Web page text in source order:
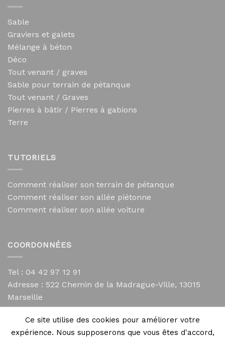
Sable
Graviers et galets
Mélange à béton
Déco
Tout venant / graves
Sable pour terrain de pétanque
Tout venant / Graves
Pierres à bâtir / Pierres à gabions
Terre
TUTORIELS
Comment réaliser son terrain de pétanque
Comment réaliser son allée piétonne
Comment réaliser son allée voiture
COORDONNÉES
Tel : 04 42 97 12 91
Adresse : 522 Chemin de la Madrague-Ville, 13015
Marseille
contact@mycailloux.com
Mentions légales
Ce site utilise des cookies pour améliorer votre
expérience. Nous supposerons que vous êtes d'accord,